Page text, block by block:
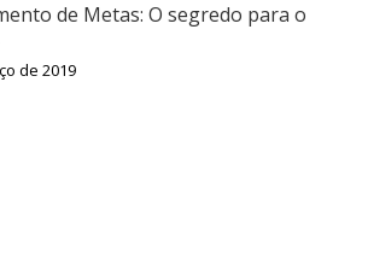
de Metas: O segredo para o
de 2019